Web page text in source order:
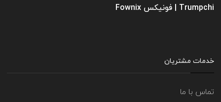
Trumpchi | فونیکس Fownix
خدمات مشتریان
تماس با ما